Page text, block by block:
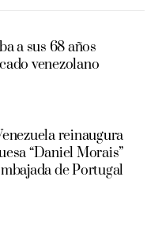
a sus 68 años
venezolano
reinaugura
“Daniel Morais”
de Portugal